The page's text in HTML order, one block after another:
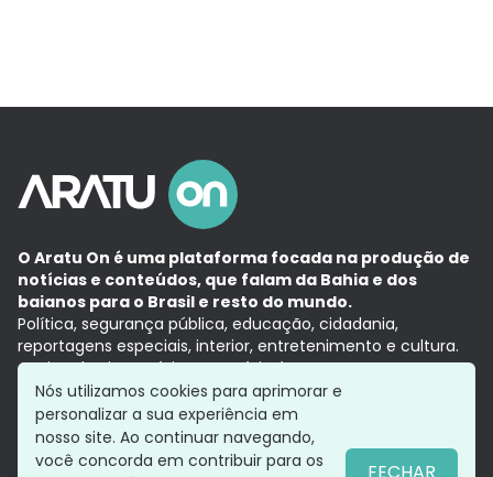
O Aratu On é uma plataforma focada na produção de
notícias e conteúdos, que falam da Bahia e dos
baianos para o Brasil e resto do mundo.
Política, segurança pública, educação, cidadania,
reportagens especiais, interior, entretenimento e cultura.
Aqui, tudo vira notícia e a notícia é no tempo presente,
com a credibilidade do Grupo Aratu.
Grupo Aratu
Política de privacidade
Nós utilizamos cookies para aprimorar e
personalizar a sua experiência em
nosso site. Ao continuar navegando,
você concorda em contribuir para os